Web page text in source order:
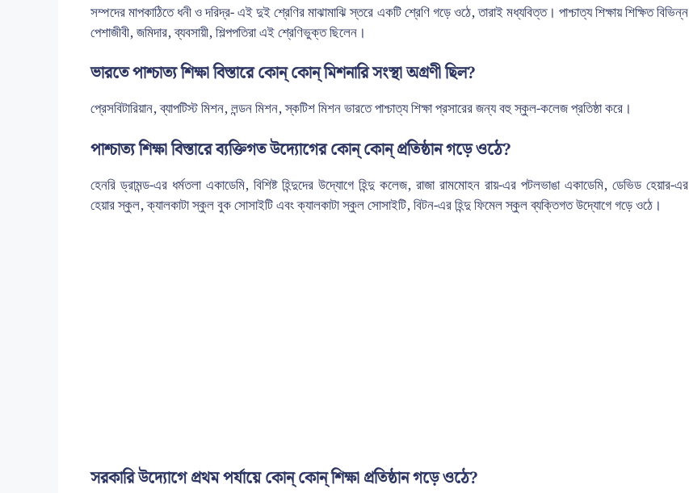
সম্পদের মাপকাঠিতে ধনী ও দরিদ্র- এই দুই শ্রেণির মাঝামাঝি স্তরে একটি শ্রেণি গড়ে ওঠে, তারাই মধ্যবিত্ত। পাশ্চাত্য শিক্ষায় শিক্ষিত বিভিন্ন
পেশাজীবী, জমিদার, ব্যবসায়ী, শিল্পপতিরা এই শ্রেণিভুক্ত ছিলেন।
ভারতে পাশ্চাত্য শিক্ষা বিস্তারে কোন্ কোন্ মিশনারি সংস্থা অগ্রণী ছিল?
প্রেসবিটারিয়ান, ব্যাপটিস্ট মিশন, লন্ডন মিশন, স্কটিশ মিশন ভারতে পাশ্চাত্য শিক্ষা প্রসারের জন্য বহু স্কুল-কলেজ প্রতিষ্ঠা করে।
পাশ্চাত্য শিক্ষা বিস্তারে ব্যক্তিগত উদ্যোগের কোন্ কোন্ প্রতিষ্ঠান গড়ে ওঠে?
হেনরি ড্রামন্ড-এর ধর্মতলা একাডেমি, বিশিষ্ট হিন্দুদের উদ্যোগে হিন্দু কলেজ, রাজা রামমোহন রায়-এর পটলভাঙা একাডেমি, ডেভিড হেয়ার-এর
হেয়ার স্কুল, ক্যালকাটা স্কুল বুক সোসাইটি এবং ক্যালকাটা স্কুল সোসাইটি, বিটন-এর হিন্দু ফিমেল স্কুল ব্যক্তিগত উদ্যোগে গড়ে ওঠে।
সরকারি উদ্যোগে প্রথম পর্যায়ে কোন্ কোন্ শিক্ষা প্রতিষ্ঠান গড়ে ওঠে?